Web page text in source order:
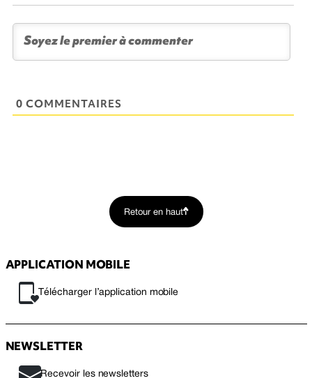
0 COMMENTAIRES
Retour en haut
APPLICATION MOBILE
Télécharger l’application mobile
NEWSLETTER
Recevoir les newsletters